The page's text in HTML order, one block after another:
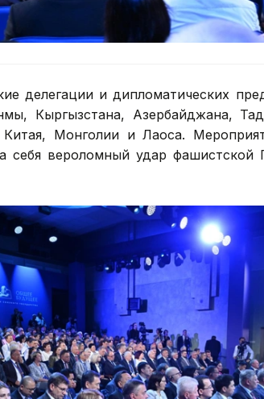
делегации и дипломатических
Кыргызстана, Азербайджана,
Монголии и Лаоса.
себя вероломный удар фашистской